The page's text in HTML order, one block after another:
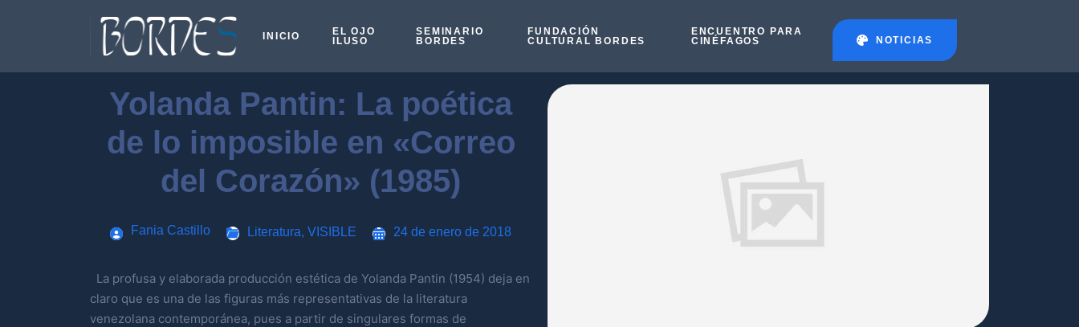
INICIO
EL OJO
ILUSO
SEMINARIO
BORDES
FUNDACIÓN
CULTURAL BORDES
ENCUENTRO PARA
CINÉFAGOS
NOTICIAS
Yolanda Pantin: La poética
de lo imposible en «Correo
del Corazón» (1985)
Fania Castillo Literatura, VISIBLE 24 de enero de 2018
La profusa y elaborada producción estética de Yolanda Pantin (1954) deja en
claro que es una de las figuras más representativas de la literatura
venezolana contemporánea, pues a partir de singulares formas de